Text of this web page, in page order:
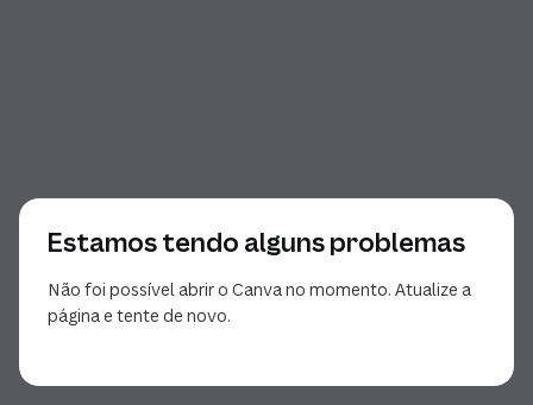
Estamos tendo alguns problemas
Não foi possível abrir o Canva no momento. Atualize a
página e tente de novo.